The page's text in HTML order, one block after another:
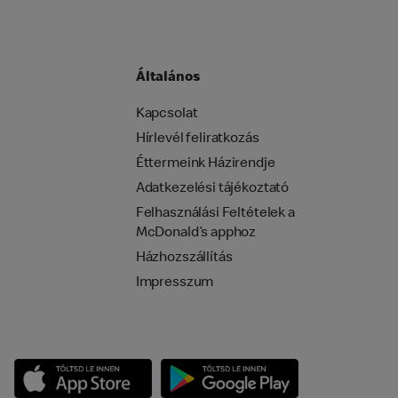
Általános
Kapcsolat
Hírlevél feliratkozás
Éttermeink Házirendje
Adatkezelési tájékoztató
Felhasználási Feltételek a
McDonald’s apphoz
Házhozszállítás
Impresszum